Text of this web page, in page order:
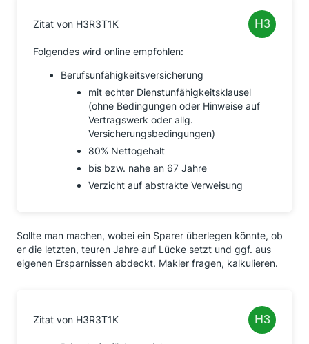
Zitat von H3R3T1K
Folgendes wird online empfohlen:
Berufsunfähigkeitsversicherung
mit echter Dienstunfähigkeitsklausel
(ohne Bedingungen oder Hinweise auf
Vertragswerk oder allg.
Versicherungsbedingungen)
80% Nettogehalt
bis bzw. nahe an 67 Jahre
Verzicht auf abstrakte Verweisung
Sollte man machen, wobei ein Sparer überlegen könnte, ob
er die letzten, teuren Jahre auf Lücke setzt und ggf. aus
eigenen Ersparnissen abdeckt. Makler fragen, kalkulieren.
Zitat von H3R3T1K